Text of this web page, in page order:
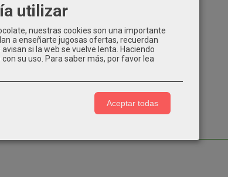
x 650 mm
x 463 mm
utilizar
nuestras cookies son una importante
a enseñarte jugosas ofertas, recuerdan
si la web se vuelve lenta. Haciendo
su uso. Para saber más, por favor lea
Aceptar todas